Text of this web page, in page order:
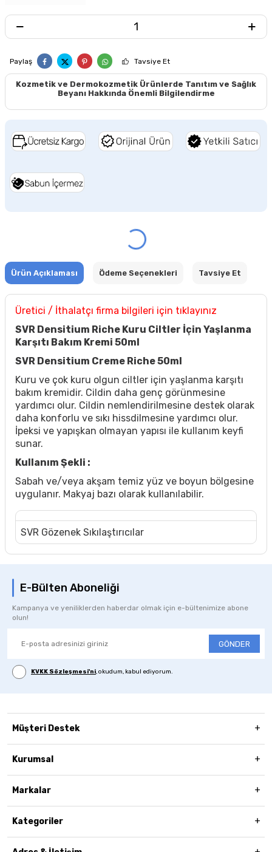
Paylaş Tavsiye Et
Kozmetik ve Dermokozmetik Ürünlerde Tanıtım ve Sağlık
Beyanı Hakkında Önemli Bilgilendirme
Ürün Açıklaması Ödeme Seçenekleri Tavsiye Et
Üretici / İthalatçı firma bilgileri için tıklayınız
SVR Densitium Riche Kuru Ciltler İçin Yaşlanma
Karşıtı Bakım Kremi 50ml
SVR Densitium Creme Riche 50ml
Kuru ve çok kuru olgun ciltler için yaşlanma karşıtı
bakım kremidir. Cildin daha genç görünmesine
yardımcı olur. Cildin nemlendirilmesine destek olarak
daha konforlu ve sıkı hissdilmesine yardımcı olur.
İpeksi ve yapışkan olmayan yapısı ile kullanım keyfi
sunar.
Kullanım Şekli :
Sabah ve/veya akşam temiz yüz ve boyun bölgesine
uygulanır. Makyaj bazı olarak kullanılabilir.
SVR Gözenek Sıkılaştırıcılar
E-Bülten Aboneliği
Kampanya ve yeniliklerden haberdar olmak için e-bültenimize abone
olun!
GÖNDER
KVKK Sözleşmesi'ni, okudum, kabul ediyorum.
Müşteri Destek
Kurumsal
Markalar
Kategoriler